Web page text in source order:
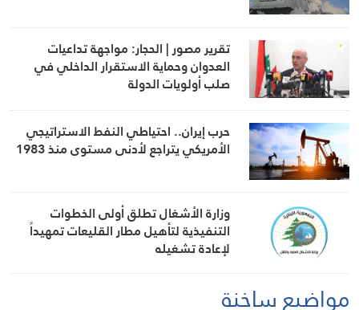
تقرير مصور | الحجار: مواجهة تداعيات
العدوان وحماية الاستقرار الداخلي في
صلب أولويات الدولة
حرب إيران.. احتياطي النفط الاستراتيجي
الأمريكي يتراجع لأدنى مستوى منذ 1983
وزارة الأشغال تطلق أولى الخطوات
التنفيذية لتأهيل مطار القليعات تمهيداً
لإعادة تشغيله
مواضيع ساخنة